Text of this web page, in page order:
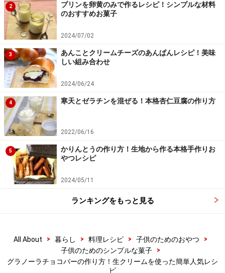
ここではパウンドケーキ型を使っていますが、プラスチ
ックの食品容器、四角いお皿、牛乳パックなど家にある
もので大丈夫です。
2
プリンを卵黄のみで作るレシピ！シンプルな材料
のおすすめお菓子
2024/07/02
3
あんことクリームチーズのあんぱんレシピ！美味
しい組み合わせ
2024/06/24
4 寒天とゼラチンを混ぜる！本格杏仁豆腐の作り方
2022/06/16
5
かりんとうの作り方！生地から作る本格手作りお
やつレシピ
2024/05/11
ランキングをもっと見る
All About > 暮らし > 料理レシピ > 子供のためのおやつ
>
子供のためのシンプルな菓子
>
グラノーラチョコバーの作り方！生クリームを使った簡単人気レシ
ピ